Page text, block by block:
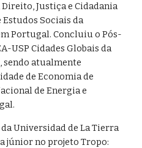
Justiça e Cidadania
Estudos Sociais da
Portugal. Concluiuo Pós-
USP Cidades Globais da
, sendo atualmente
de Economia de
de Energia e
Universidad de La Tierra
júnior no projeto Tropo: